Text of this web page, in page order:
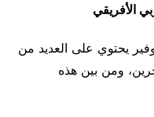
الأفريقي
يحتوي على العديد من
ومن بين هذه